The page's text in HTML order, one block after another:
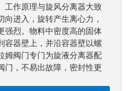
工作原理与旋风分离器大致
向进入，旋转产生离心力，
强烈。物料中密度高的固体
容器壁上，并沿容器壁以螺
姆阀门专门为旋液分离器配
门，不易出故障，密封性更